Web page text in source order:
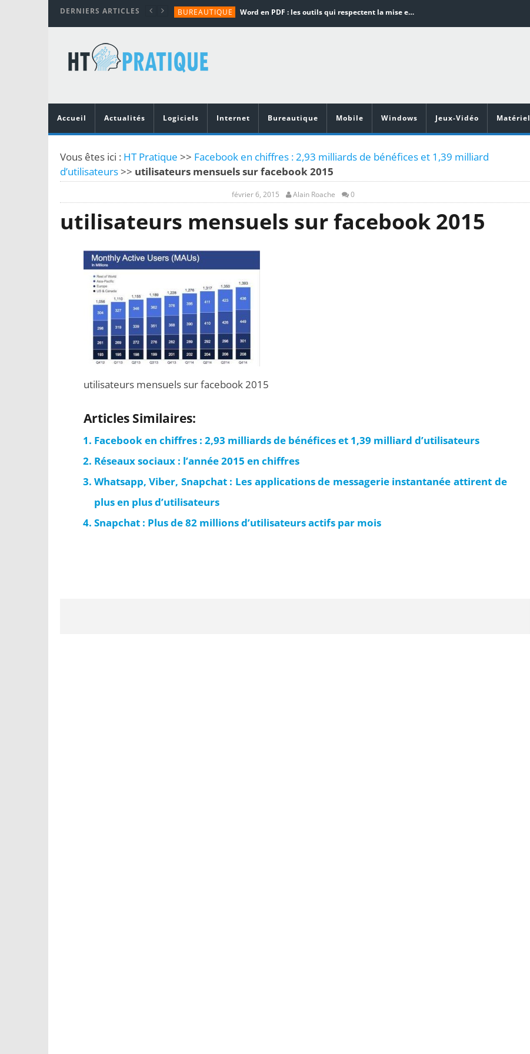
DERNIERS ARTICLES BUREAUTIQUE Word en PDF : les outils qui respectent la mise en page
TUTORIALS
MATÉRIEL
Vidéoprojecteurs Asus : Top 6 des meilleurs modèles de la marque
Accueil
Actualités Logiciels Internet Bureautique Mobile Windows Jeux-Vidéo Matériel
Vous êtes ici : HT Pratique >> Facebook en chiffres : 2,93 milliards de bénéfices et 1,39 milliard
d’utilisateurs>> utilisateurs mensuels sur facebook 2015
février 6, 2015 Alain Roache 0
utilisateurs mensuels sur facebook 2015
utilisateurs mensuels sur facebook 2015
Articles Similaires:
Facebook en chiffres : 2,93 milliards de bénéfices et 1,39 milliard d’utilisateurs
Réseaux sociaux : l’année 2015 en chiffres
Whatsapp, Viber, Snapchat : Les applications de messagerie instantanée attirent de
plus en plus d’utilisateurs
Snapchat : Plus de 82 millions d’utilisateurs actifs par mois